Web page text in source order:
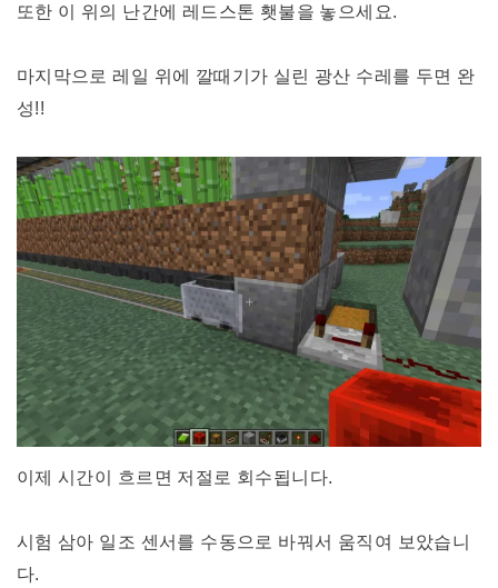
또한 이 위의 난간에 레드스톤 횃불을 놓으세요.
마지막으로 레일 위에 깔때기가 실린 광산 수레를 두면 완
성!!
이제 시간이 흐르면 저절로 회수됩니다.
시험 삼아 일조 센서를 수동으로 바꿔서 움직여 보았습니
다.